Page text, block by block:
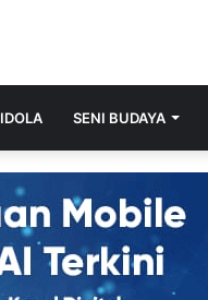
IDOLA SENI BUDAYA